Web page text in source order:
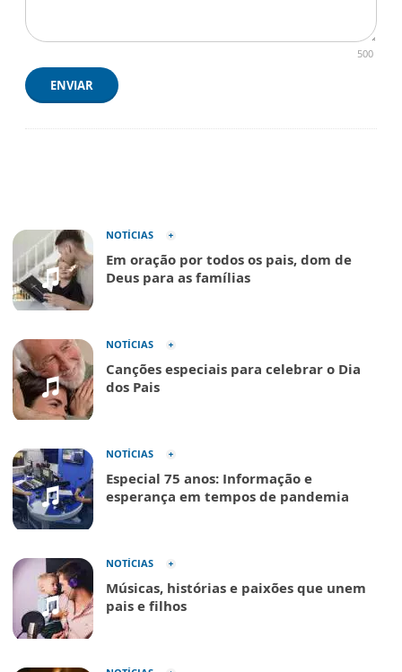
500
ENVIAR
NOTÍCIAS
Em oração por todos os pais, dom de
Deus para as famílias
NOTÍCIAS
Canções especiais para celebrar o Dia
dos Pais
NOTÍCIAS
Especial 75 anos: Informação e
esperança em tempos de pandemia
NOTÍCIAS
Músicas, histórias e paixões que unem
pais e filhos